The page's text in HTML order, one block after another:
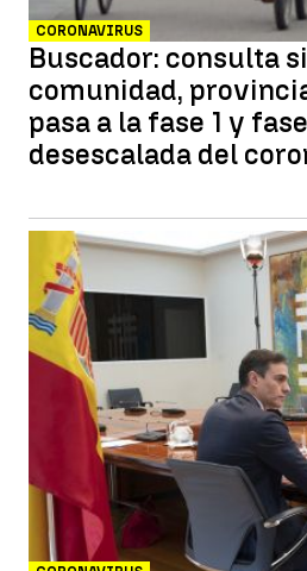
CORONAVIRUS
Buscador: consulta
comunidad,
pasa a la fase 1 y
desescalada del